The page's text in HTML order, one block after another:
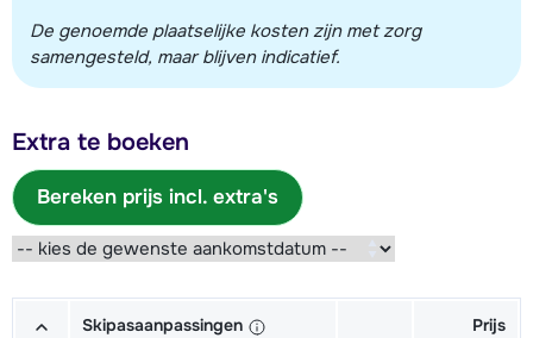
De genoemde plaatselijke kosten zijn met zorg
samengesteld, maar blijven indicatief.
Extra te boeken
Bereken prijs incl. extra's
Skipasaanpassingen Prijs